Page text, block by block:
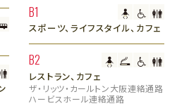
B1
スポーツ、ライフスタイル、カフェ
B2
レストラン、カフェ
ザ・リッツ・カールトン大阪連絡通路
ハービスホール連絡通路